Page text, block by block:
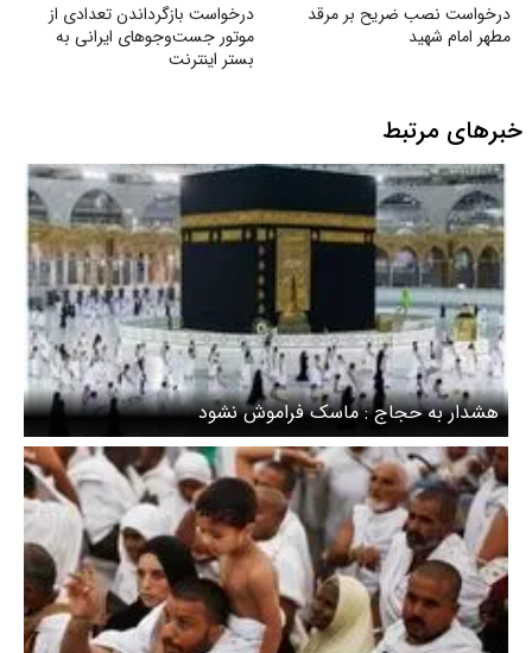
درخواست نصب ضریح بر مرقد
مطهر امام شهید
درخواست بازگرداندن تعدادی از
موتور جست‌وجوهای ایرانی به
بستر اینترنت
خبرهای مرتبط
هشدار به حجاج : ماسک فراموش نشود